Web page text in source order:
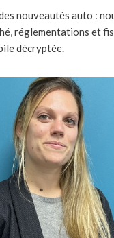
nouveautés auto :
réglementations et
décryptée.